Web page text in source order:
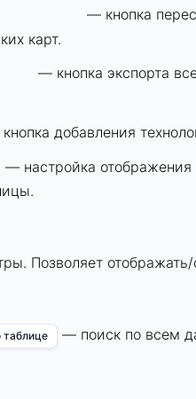
— кнопка
карт.
— кнопка экспорта
добавления
— настройка отображения
Позволяет
таблице — поиск по всем